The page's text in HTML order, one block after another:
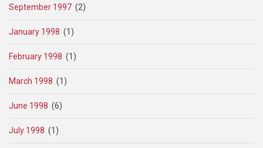
September 1997 (2)
January 1998 (1)
February 1998 (1)
March 1998 (1)
June 1998 (6)
July 1998 (1)